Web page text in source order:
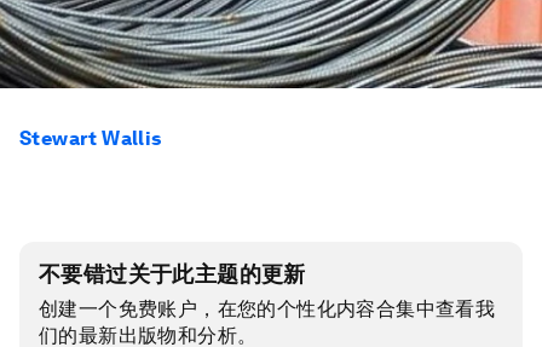
Stewart Wallis
不要错过关于此主题的更新
创建一个免费账户，在您的个性化内容合集中查看我
们的最新出版物和分析。